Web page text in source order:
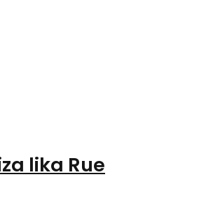
lika Rue